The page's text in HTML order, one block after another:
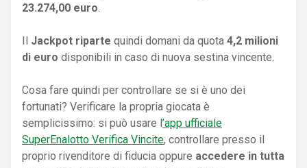
23.274,00 euro
Il Jackpot riparte quindi domani da quota 4,2 milioni
di euro disponibili in caso di nuova sestina vincente.
Cosa fare quindi per controllare se si è uno dei
fortunati? Verificare la propria giocata è
semplicissimo: si può usare l’app ufficiale
SuperEnalotto Verifica Vincite, controllare presso il
proprio rivenditore di fiducia oppure accedere in tutta